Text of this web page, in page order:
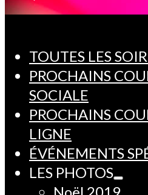
TOUTES LES
PROCHAINS
SOCIALE
PROCHAINS
LIGNE
ÉVÉNEMENTS
LES PHOTOS